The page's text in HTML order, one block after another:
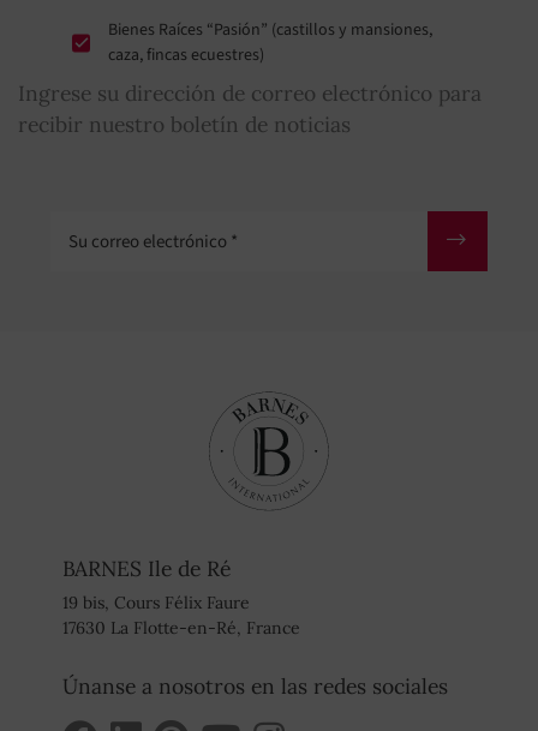
Bienes Raíces “Pasión” (castillos y mansiones,
caza, fincas ecuestres)
Ingrese su dirección de correo electrónico para
recibir nuestro boletín de noticias
BARNES Ile de Ré
19 bis, Cours Félix Faure
17630 La Flotte-en-Ré, France
Únanse a nosotros en las redes sociales